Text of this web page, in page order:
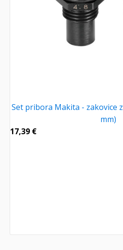
Set pribora Makita - zakovice
mm)
17,39 €